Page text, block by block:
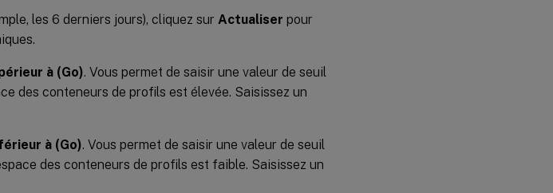
les 6 derniers jours), cliquez sur Actualiser pour
à (Go). Vous permet de saisir une valeur de seuil
des conteneurs de profils est élevée. Saisissez un
à (Go). Vous permet de saisir une valeur de seuil
des conteneurs de profils est faible. Saisissez un